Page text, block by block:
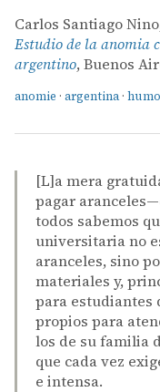
Carlos Santiago
Estudio de la anomia
argentino, Buenos
anomie · argentina·
[L]a mera
pagar
todos sabemos
universitaria no
aranceles, sino
materiales y,
para estudiantes
propios para
los de su familia
que cada vez
e intensa.